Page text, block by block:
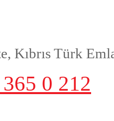
Kıbrıs Türk
0 212